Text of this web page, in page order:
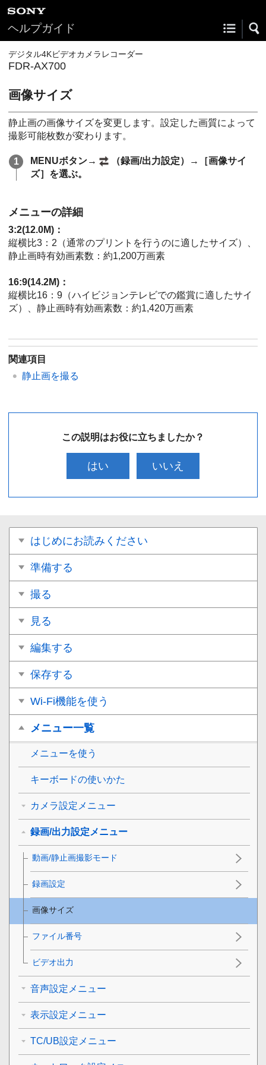
ヘルプガイド
デジタル4Kビデオカメラレコーダー
FDR-AX700
画像サイズ
静止画の画像サイズを変更します。設定した画質によって
撮影可能枚数が変わります。
MENUボタン→
（録画/出力設定）→［画像サイ
ズ］を選ぶ。
メニューの詳細
3:2(12.0M)：
縦横比3：2（通常のプリントを行うのに適したサイズ）、
静止画時有効画素数：約1,200万画素
16:9(14.2M)：
縦横比16：9（ハイビジョンテレビでの鑑賞に適したサイ
ズ）、静止画時有効画素数：約1,420万画素
関連項目
静止画を撮る
この説明はお役に立ちましたか？
はい いいえ
はじめにお読みください
準備する
撮る
見る
編集する
保存する
Wi-Fi機能を使う
メニュー一覧
メニューを使う
キーボードの使いかた
カメラ設定メニュー
録画/出力設定メニュー
動画/静止画撮影モード
録画設定
画像サイズ
ファイル番号
ビデオ出力
音声設定メニュー
表示設定メニュー
TC/UB設定メニュー